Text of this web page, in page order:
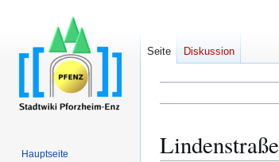
Lindenstraße
Seite Diskussion
Hauptseite